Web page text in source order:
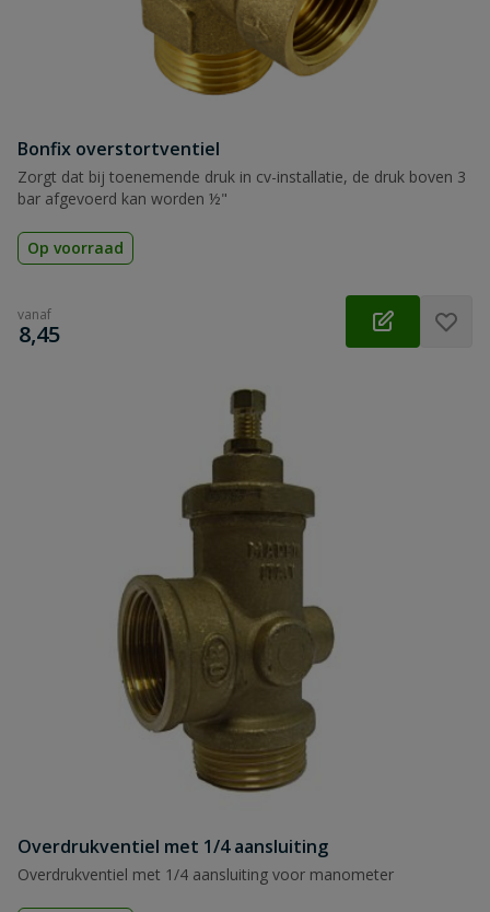
Bonfix overstortventiel
Zorgt dat bij toenemende druk in cv-installatie, de druk boven 3
bar afgevoerd kan worden ½"
Op voorraad
vanaf
€
8,45
Overdrukventiel met 1/4 aansluiting
Overdrukventiel met 1/4 aansluiting voor manometer